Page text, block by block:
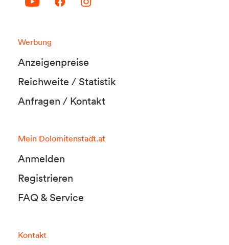
Werbung
Anzeigenpreise
Reichweite / Statistik
Anfragen / Kontakt
Mein Dolomitenstadt.at
Anmelden
Registrieren
FAQ & Service
Kontakt